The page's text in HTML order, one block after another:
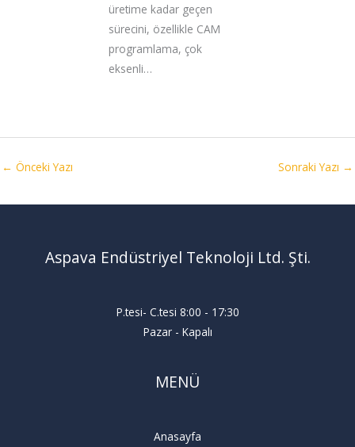
üretime kadar geçen
sürecini, özellikle CAM
programlama, çok
eksenli…
← Önceki Yazı Sonraki Yazı →
Aspava Endüstriyel Teknoloji Ltd. Şti.
P.tesi- C.tesi 8:00 - 17:30
Pazar - Kapalı
MENÜ
Anasayfa